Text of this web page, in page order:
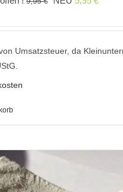
9,95 €
5,95
Umsatzsteuer, da